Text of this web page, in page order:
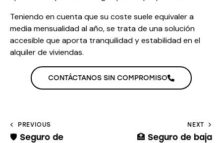
Teniendo en cuenta que su coste suele equivaler a
media mensualidad al año, se trata de una solución
accesible que aporta tranquilidad y estabilidad en el
alquiler de viviendas.
CONTÁCTANOS SIN COMPROMISO
PREVIOUS
🛡️ Seguro de
NEXT
🏥 Seguro de baja